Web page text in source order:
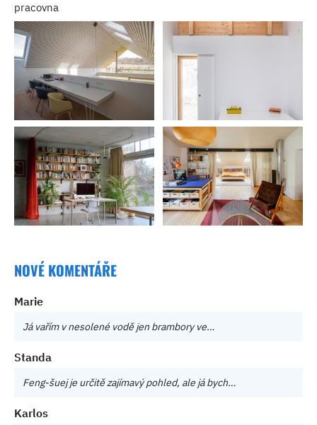
pracovna
NOVÉ KOMENTÁŘE
Marie
Já vařím v nesolené vodě jen brambory ve…
Standa
Feng-šuej je určitě zajímavý pohled, ale já bych…
Karlos